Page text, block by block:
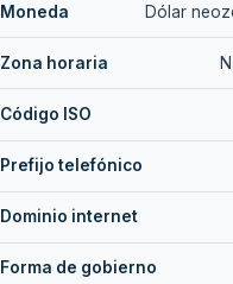
Moneda Dólar
Zona horaria
Código ISO
Prefijo telefónico
Dominio internet
Forma de gobierno